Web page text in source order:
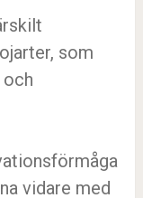
som
och
vidare med